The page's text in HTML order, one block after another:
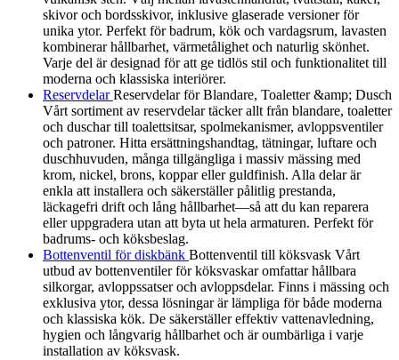
skivor och bordsskivor, inklusive glaserade versioner för
unika ytor. Perfekt för badrum, kök och vardagsrum, lavasten
kombinerar hållbarhet, värmetålighet och naturlig skönhet.
Varje del är designad för att ge tidlös stil och funktionalitet till
moderna och klassiska interiörer.
ReservdelarReservdelar för Blandare, Toaletter &amp; Dusch
Vårt sortiment av reservdelar täcker allt från blandare, toaletter
och duschar till toalettsitsar, spolmekanismer, avloppsventiler
och patroner. Hitta ersättningshandtag, tätningar, luftare och
duschhuvuden, många tillgängliga i massiv mässing med
krom, nickel, brons, koppar eller guldfinish. Alla delar är
enkla att installera och säkerställer pålitlig prestanda,
läckagefri drift och lång hållbarhet—så att du kan reparera
eller uppgradera utan att byta ut hela armaturen. Perfekt för
badrums- och köksbeslag.
Bottenventil för diskbänk Bottenventil till köksvask Vårt
utbud av bottenventiler för köksvaskar omfattar hållbara
silkorgar, avloppssatser och avloppsdelar. Finns i mässing och
exklusiva ytor, dessa lösningar är lämpliga för både moderna
och klassiska kök. De säkerställer effektiv vattenavledning,
hygien och långvarig hållbarhet och är oumbärliga i varje
installation av köksvask.